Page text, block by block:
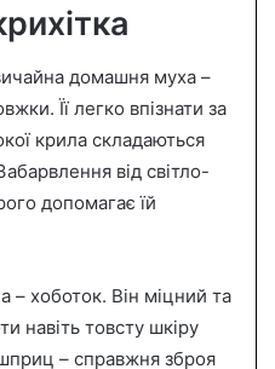
домашня муха –
Її легко впізнати за
крила складаються
від світло-
допомагає їй
– хоботок. Він міцний та
навіть товсту шкіру
– справжня зброя